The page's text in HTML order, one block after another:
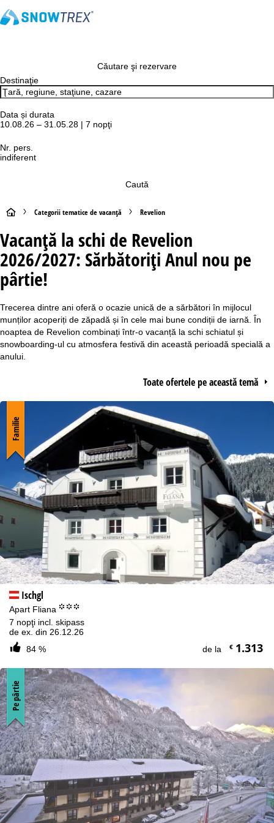
Informaţii cookie
Pentru a optimiza site-ul nostru web, utilizăm module cookie
pentru a colecta informații de utilizare, pe care noi, TravelTrex
GmbH, le împărtășim și cu partenerii noștri. Profilurile de utilizare
sunt create pe baza activităților dvs. folosind informații despre
dispozitivul final și browser. Aceste profiluri de utilizare sunt
utilizate pentru analize statistice, recomandări individuale de
produse, publicitate personalizată și măsurarea razei de acțiune.
Pentru aceasta avem nevoie de consimțământul dumneavoastră
(revocabil în orice moment), care include, de asemenea,
Căutare şi rezervare
Destinaţie
Data și durata
10.08.26 – 31.05.28 | 7 nopţi
Nr. pers.
indiferent
Caută
A
c
a
s
ă
Categorii tematice de vacanță Revelion
Vacanță la schi de Revelion
2026/2027: Sărbătoriți Anul nou pe
pârtie!
Trecerea dintre ani oferă o ocazie unică de a sărbători în mijlocul
munților acoperiți de zăpadă și în cele mai bune condiții de iarnă. În
noaptea de Revelion combinați într-o vacanță la schi schiatul și
snowboarding-ul cu atmosfera festivă din această perioadă specială a
anului.
Toate ofertele pe această temă
Ischgl
Apart Fliana °°°
7 nopţi incl. skipass
de ex. din 26.12.26
84 %
de la €1.313
Familie
Pe pârtie